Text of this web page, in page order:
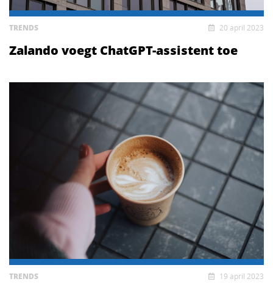
TRENDS 20 april 2023
Zalando voegt ChatGPT-assistent toe
TRENDS 19 april 2023